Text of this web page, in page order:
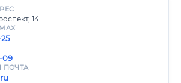
14
09
ПОЧТА